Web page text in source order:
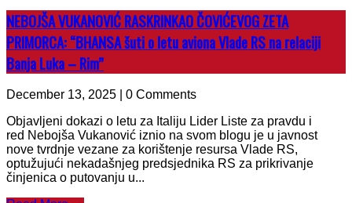
NEBOJŠA VUKANOVIĆ RASKRINKAO ČOVIĆEVOG ZETA
PRIMORCA: “BHANSA šuti o letu aviona Vlade RS na relaciji
Banja Luka – Rim”
December 13, 2025 | 0 Comments
Objavljeni dokazi o letu za Italiju Lider Liste za pravdu i
red Nebojša Vukanović iznio na svom blogu je u javnost
nove tvrdnje vezane za korištenje resursa Vlade RS,
optužujući nekadašnjeg predsjednika RS za prikrivanje
činjenica o putovanju u...